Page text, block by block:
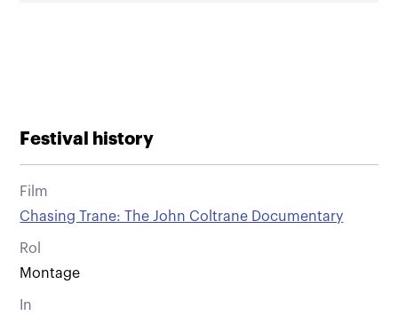
Festival history
Film
Chasing Trane: The John Coltrane Documentary
Rol
Montage
In